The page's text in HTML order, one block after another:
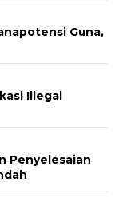
Guna,
Illegal
Penyelesaian